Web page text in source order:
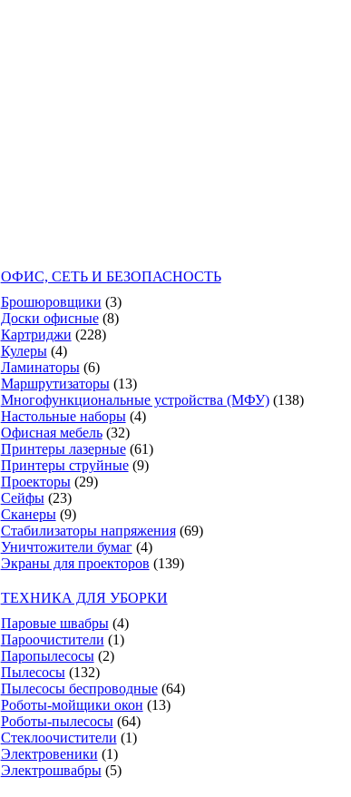
ОФИС, СЕТЬ И БЕЗОПАСНОСТЬ
Брошюровщики (3)
Доски офисные (8)
Картриджи (228)
Кулеры (4)
Ламинаторы (6)
Маршрутизаторы (13)
Многофункциональные устройства (МФУ) (138)
Настольные наборы (4)
Офисная мебель (32)
Принтеры лазерные (61)
Принтеры струйные (9)
Проекторы (29)
Сейфы (23)
Сканеры (9)
Стабилизаторы напряжения (69)
Уничтожители бумаг (4)
Экраны для проекторов (139)
ТЕХНИКА ДЛЯ УБОРКИ
Паровые швабры (4)
Пароочистители (1)
Паропылесосы (2)
Пылесосы (132)
Пылесосы беспроводные (64)
Роботы-мойщики окон (13)
Роботы-пылесосы (64)
Стеклоочистители (1)
Электровеники (1)
Электрошвабры (5)